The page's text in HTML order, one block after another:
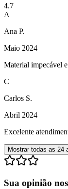
4.7
A
Ana P.
Maio 2024
Material impecável
C
Carlos S.
Abril 2024
Excelente
Mostrar todas as 24
Sua opinião